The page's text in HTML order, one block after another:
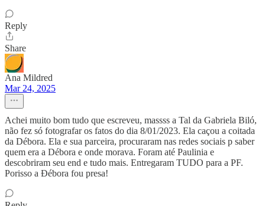
Reply
Share
Ana Mildred
Mar 24, 2025
Achei muito bom tudo que escreveu, massss a Tal da Gabriela Biló,
não fez só fotografar os fatos do dia 8/01/2023. Ela caçou a coitada
da Débora. Ela e sua parceira, procuraram nas redes sociais p saber
quem era a Débora e onde morava. Foram até Paulinia e
descobriram seu end e tudo mais. Entregaram TUDO para a PF.
Porisso a Ðébora fou presa!